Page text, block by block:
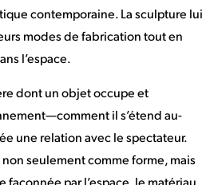
contemporaine. La sculpture lui
modes de fabrication tout en
l’espace.
dont un objet occupe et
il s’étend au-
une relation avec le spectateur.
seulement comme forme, mais
par l’espace, le matériau